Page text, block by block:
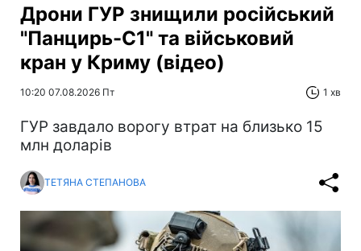
Дрони ГУР знищили російський
"Панцирь-С1" та військовий
кран у Криму (відео)
10:20 07.08.2026 Пт 1 хв
ГУР завдало ворогу втрат на близько 15
млн доларів
ТЕТЯНА СТЕПАНОВА